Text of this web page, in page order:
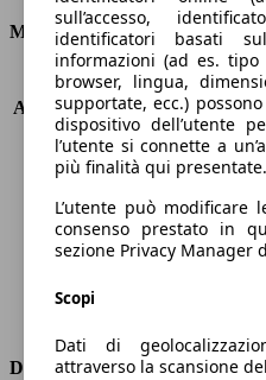
Motore e Prestazioni
KW (PS)
60
Accelerazione (0-100 km/h)
Velocità massima (km/h)
Numero di marce
5
Cilindrata
Carburante
Trasmissione
Dimensioni
sull’accesso,
identificatori basati
informazioni (ad es.
browser, lingua,
supportate, ecc.)
dispositivo dell’utente
l’utente si connette a
più finalità qui presentate.
L’utente può modificare
consenso prestato in
sezione Privacy Manager
Scopi
Dati di
attraverso la scansione